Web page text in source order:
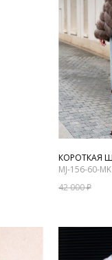
КОРОТКАЯ
MJ-156-60-MK
42 000 ₽